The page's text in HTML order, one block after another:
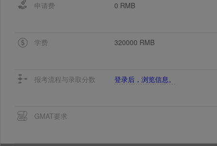
申请费 0 RMB
学费 320000 RMB
报考流程与录取分数 登录后，浏览信息。
GMAT要求